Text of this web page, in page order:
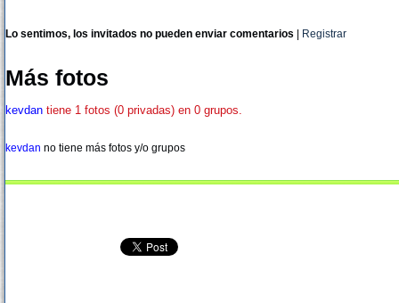
Lo sentimos, los invitados no pueden enviar comentarios Registrar
Más fotos
kevdan tiene 1 fotos (0 privadas) en 0 grupos.
kevdan no tiene más fotos y/o grupos